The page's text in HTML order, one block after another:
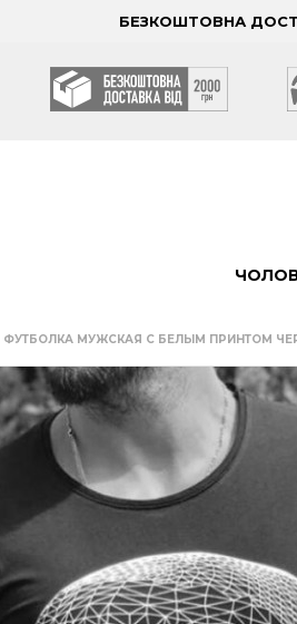
БЕЗКОШТОВНА
ФУТБОЛКА МУЖСКАЯ С БЕЛЫМ ПРИНТОМ